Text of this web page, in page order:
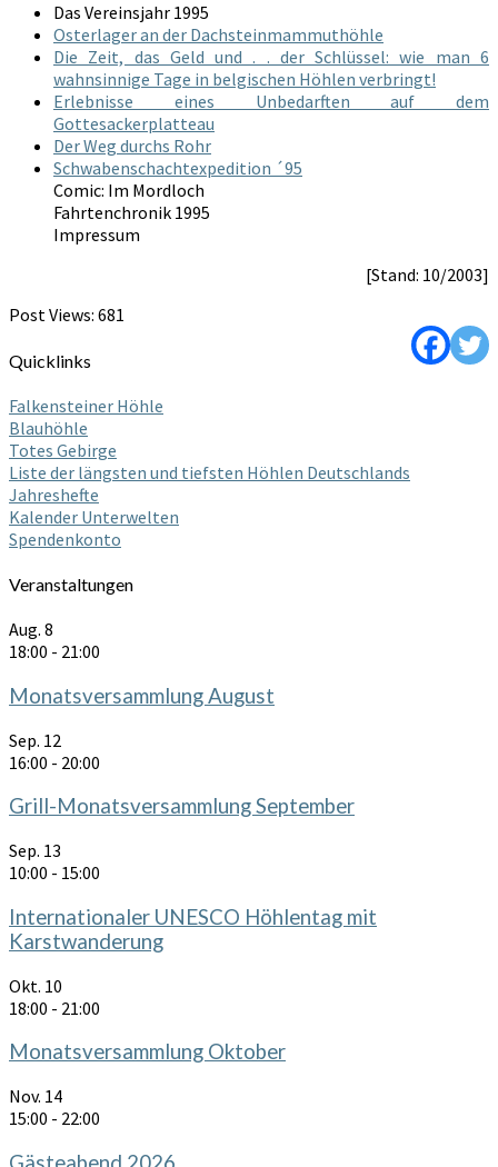
Das Vereinsjahr 1995
Osterlager an der Dachsteinmammuthöhle
Die Zeit, das Geld und . . der Schlüssel: wie man 6
wahnsinnige Tage in belgischen Höhlen verbringt!
Erlebnisse eines Unbedarften auf dem
Gottesackerplatteau
Der Weg durchs Rohr
Schwabenschachtexpedition ´95
Comic: Im Mordloch
Fahrtenchronik 1995
Impressum
[Stand: 10/2003]
Post Views: 681
Quicklinks
Falkensteiner Höhle
Blauhöhle
Totes Gebirge
Liste der längsten und tiefsten Höhlen Deutschlands
Jahreshefte
Kalender Unterwelten
Spendenkonto
Veranstaltungen
Aug. 8
18:00 - 21:00
Monatsversammlung August
Sep. 12
16:00 - 20:00
Grill-Monatsversammlung September
Sep. 13
10:00 - 15:00
Internationaler UNESCO Höhlentag mit
Karstwanderung
Okt. 10
18:00 - 21:00
Monatsversammlung Oktober
Nov. 14
15:00 - 22:00